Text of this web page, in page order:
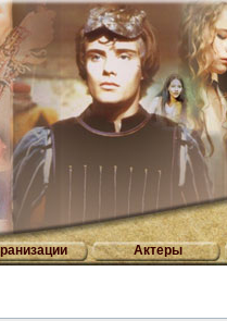
Актеры